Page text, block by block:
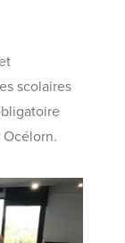
scolaires
Océlorn.